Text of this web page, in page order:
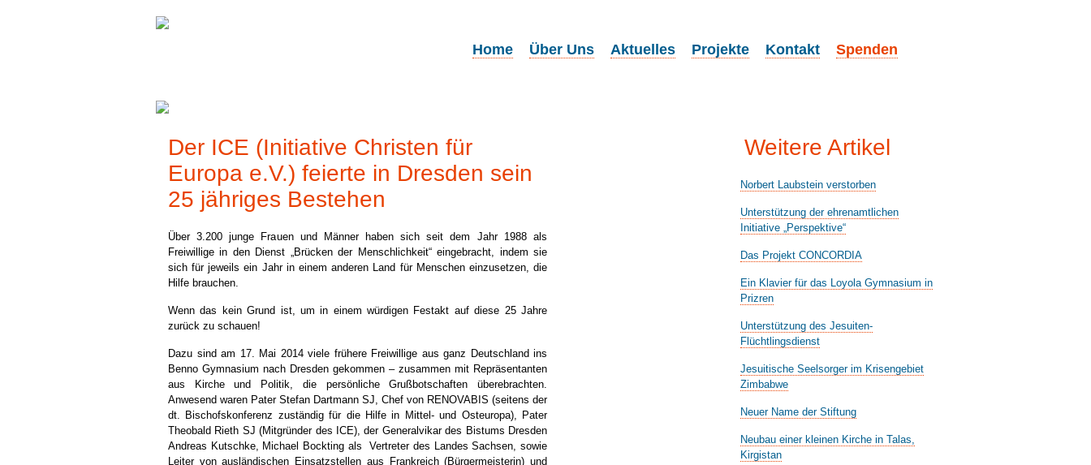
Home Über Uns Aktuelles Projekte Kontakt Spenden
Aktuelles
Aus unserer Stiftung
Der ICE (Initiative Christen für
Europa e.V.) feierte in Dresden sein
25 jähriges Bestehen
Über 3.200 junge Frauen und Männer haben sich seit dem Jahr 1988 als
Freiwillige in den Dienst „Brücken der Menschlichkeit“ eingebracht, indem sie
sich für jeweils ein Jahr in einem anderen Land für Menschen einzusetzen, die
Hilfe brauchen.
Wenn das kein Grund ist, um in einem würdigen Festakt auf diese 25 Jahre
zurück zu schauen!
Dazu sind am 17. Mai 2014 viele frühere Freiwillige aus ganz Deutschland ins
Benno Gymnasium nach Dresden gekommen – zusammen mit Repräsentanten
aus Kirche und Politik, die persönliche Grußbotschaften überebrachten.
Anwesend waren Pater Stefan Dartmann SJ, Chef von RENOVABIS (seitens der
dt. Bischofskonferenz zuständig für die Hilfe in Mittel- und Osteuropa), Pater
Theobald Rieth SJ (Mitgründer des ICE), der Generalvikar des Bistums Dresden
Andreas Kutschke, Michael Bockting als Vertreter des Landes Sachsen, sowie
Leiter von ausländischen Einsatzstellen aus Frankreich (Bürgermeisterin) und
Weitere Artikel
Norbert Laubstein verstorben
Unterstützung der ehrenamtlichen
Initiative „Perspektive“
Das Projekt CONCORDIA
Ein Klavier für das Loyola Gymnasium in
Prizren
Unterstützung des Jesuiten-
Flüchtlingsdienst
Jesuitische Seelsorger im Krisengebiet
Zimbabwe
Neuer Name der Stiftung
Neubau einer kleinen Kirche in Talas,
Kirgistan